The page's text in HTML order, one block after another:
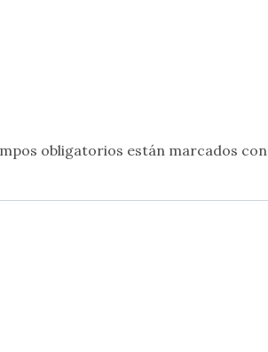
obligatorios están marcados con